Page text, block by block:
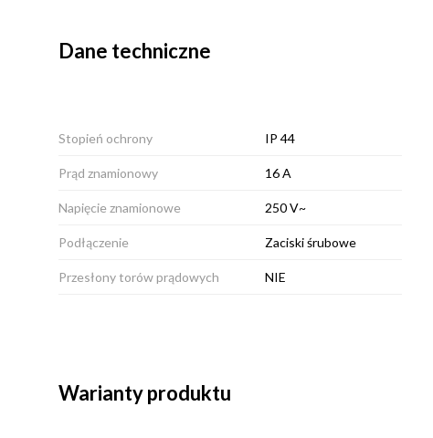
Dane techniczne
Stopień ochrony IP 44
Prąd znamionowy 16 A
Napięcie znamionowe 250 V~
Podłączenie Zaciski śrubowe
Przesłony torów prądowych NIE
Warianty produktu